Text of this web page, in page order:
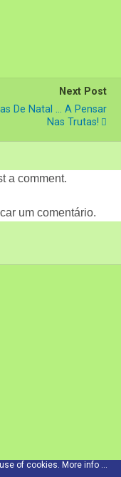
Next Post
De Natal ... A Pensar
Nas Trutas!
a comment.
um comentário.
of cookies. More info ...